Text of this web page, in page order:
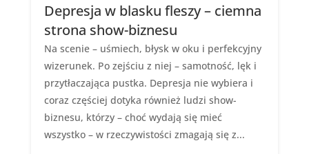
Depresja w blasku fleszy – ciemna
strona show-biznesu
Na scenie – uśmiech, błysk w oku i perfekcyjny
wizerunek. Po zejściu z niej – samotność, lęk i
przytłaczająca pustka. Depresja nie wybiera i
coraz częściej dotyka również ludzi show-
biznesu, którzy – choć wydają się mieć
wszystko – w rzeczywistości zmagają się z...